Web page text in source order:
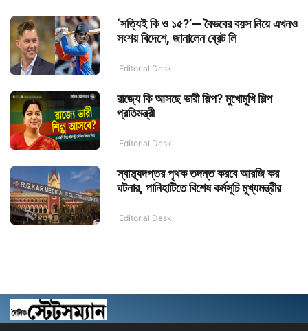
‘সত্যিই কি ও ১৫?’— বৈভবের বয়স নিয়ে এখনও
সংশয় বিদেশে, জানালেন ব্রেট লি
Editorial Desk
রাজ্যে কি আসছে ভারী শিল্প? মুখোমুখি শিল্প
প্রতিমন্ত্রী
Editorial Desk
স্বাস্থ্যদপ্তর পৃথক তদন্ত করবে আরজি কর
ঘটনার, পানিহাটিতে বিশেষ কর্মসূচি মুখ্যমন্ত্রীর
Editorial Desk